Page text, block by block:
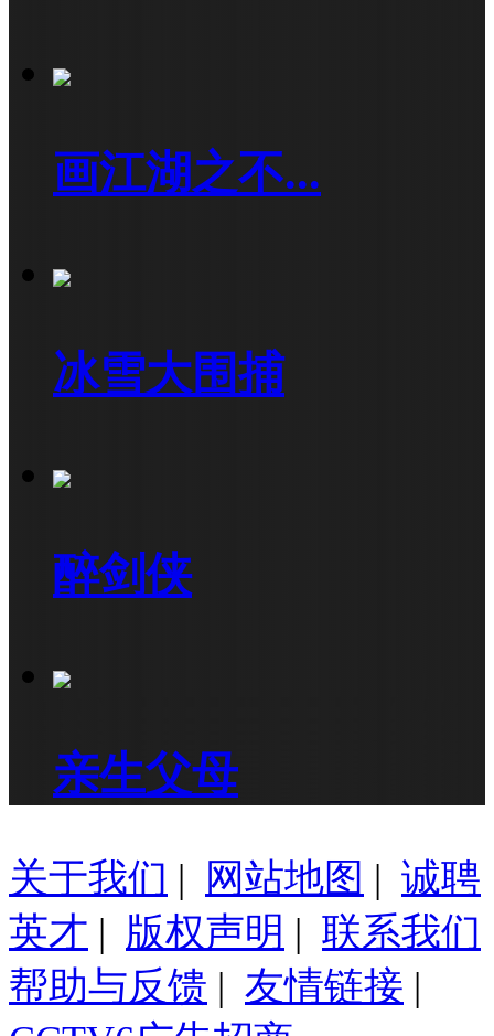
画江湖之不...
冰雪大围捕
醉剑侠
亲生父母
关于我们 | 网站地图 | 诚聘
英才 | 版权声明 | 联系我们
帮助与反馈 | 友情链接 |